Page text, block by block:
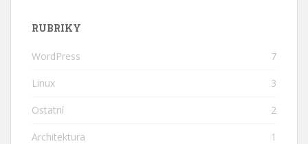
RUBRIKY
WordPress 7
Linux 3
Ostatní 2
Architektura 1